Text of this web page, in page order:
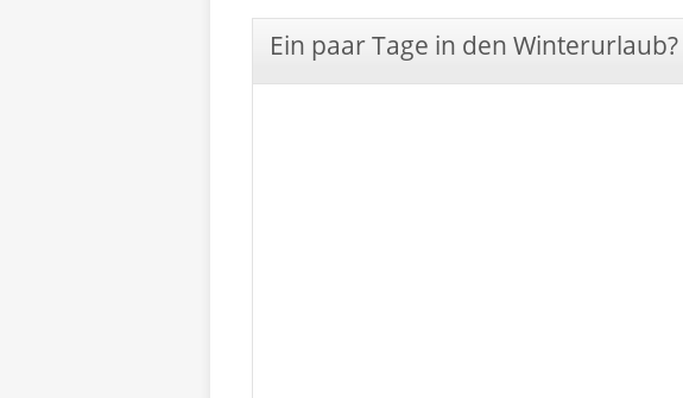
Ein paar Tage in den Winterurlaub?